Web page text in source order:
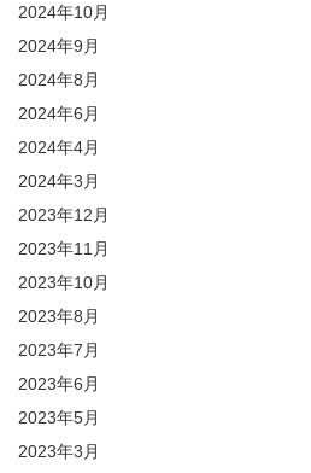
2024年10月
2024年9月
2024年8月
2024年6月
2024年4月
2024年3月
2023年12月
2023年11月
2023年10月
2023年8月
2023年7月
2023年6月
2023年5月
2023年3月